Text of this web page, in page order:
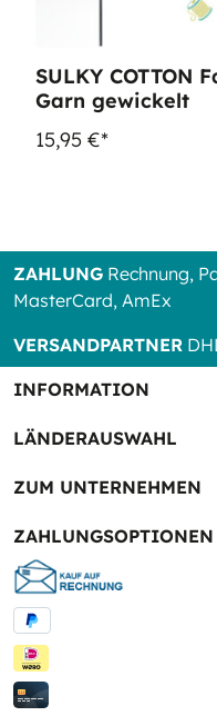
SULKY COTTON
Garn gewickelt
15,95 €*
ZAHLUNG Rechnung,
MasterCard, AmEx
VERSANDPARTNER
INFORMATION
LÄNDERAUSWAHL
ZUM UNTERNEHMEN
ZAHLUNGSOPTIONEN